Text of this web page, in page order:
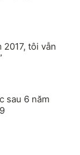
2017, tôi vẫn
sau 6 năm